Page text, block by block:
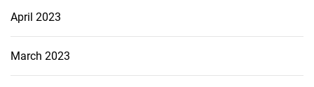
April 2023
March 2023